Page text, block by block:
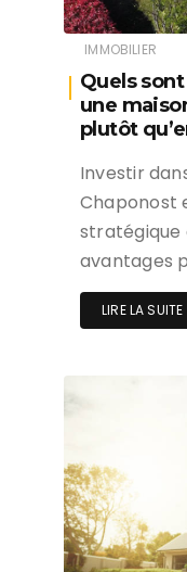
IMMOBILIER
Quels
une
plutôt
Investir
Chaponost
stratégique
avantages
LIRE LA SUITE